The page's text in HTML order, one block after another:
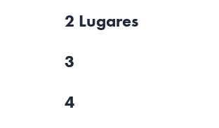
2 Lugares
3
4